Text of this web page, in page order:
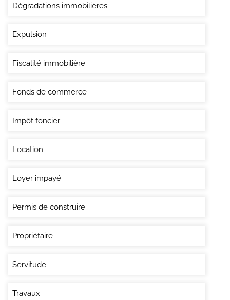
Dégradations immobilières
Expulsion
Fiscalité immobilière
Fonds de commerce
Impôt foncier
Location
Loyer impayé
Permis de construire
Propriétaire
Servitude
Travaux